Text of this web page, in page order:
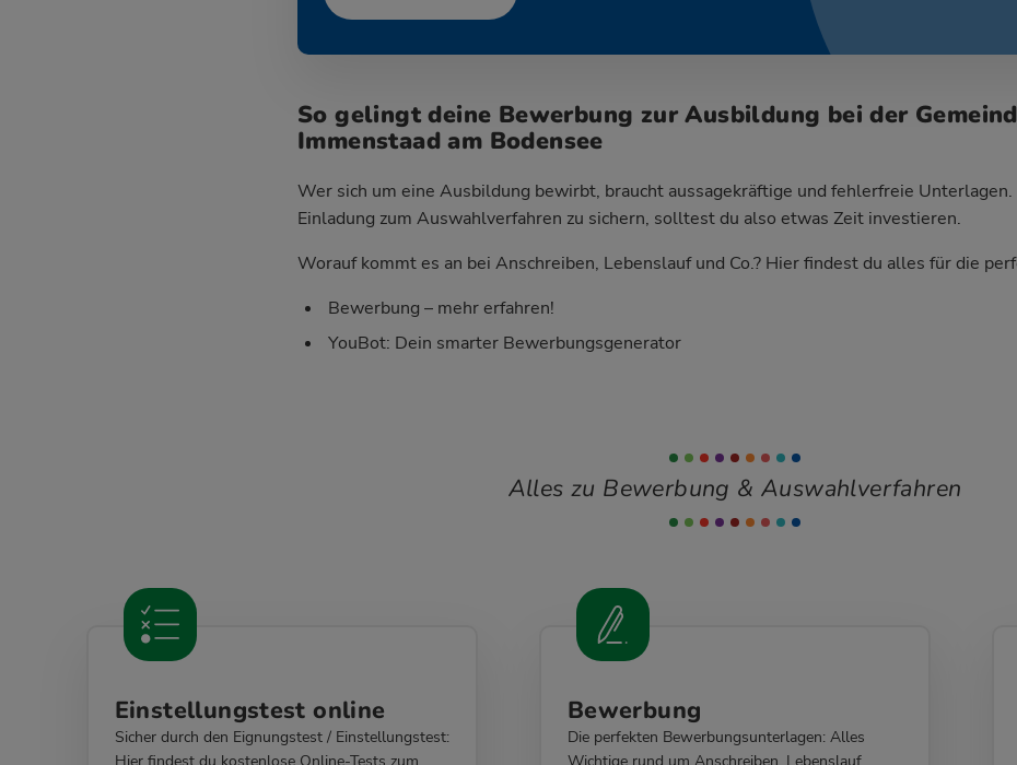
So gelingt deine Bewerbung zur Ausbildung bei der
Immenstaad am Bodensee
Wer sich um eine Ausbildung bewirbt, braucht aussagekräftige und fehlerfreie
Einladung zum Auswahlverfahren zu sichern, solltest du also etwas Zeit investieren.
Worauf kommt es an bei Anschreiben, Lebenslauf und Co.? Hier findest du alles für die
Bewerbung – mehr erfahren!
YouBot: Dein smarter Bewerbungsgenerator
Alles zu Bewerbung & Auswahlverfahren
Einstellungstest online
Sicher durch den Eignungstest / Einstellungstest:
Bewerbung
Die perfekten Bewerbungsunterlagen: Alles